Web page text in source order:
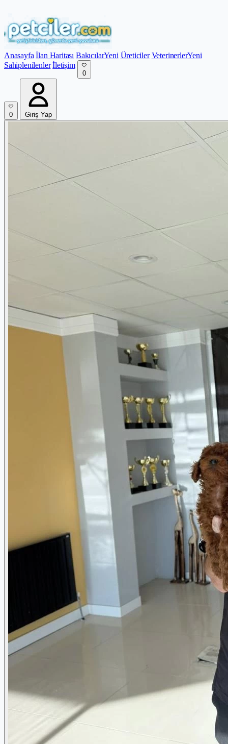
Anasayfa İlan Haritası BakıcılarYeni Üreticiler VeterinerlerYeni
Sahiplenilenler İletişim
0
0 Giriş Yap